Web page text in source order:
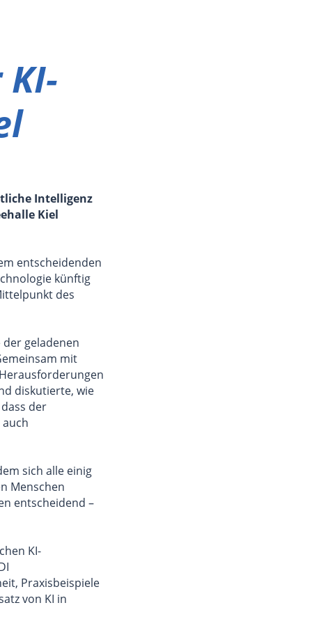
Intelligenz
Kiel
entscheidenden
künftig
des
geladenen
mit
diskutierte, wie
der
sich alle einig
Menschen
entscheidend –
KI-
Praxisbeispiele
von KI in